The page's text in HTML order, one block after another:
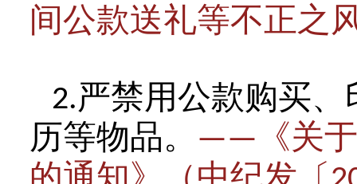
间公款送礼等不正之
2.严禁用公款购买
历等物品。
——
《关